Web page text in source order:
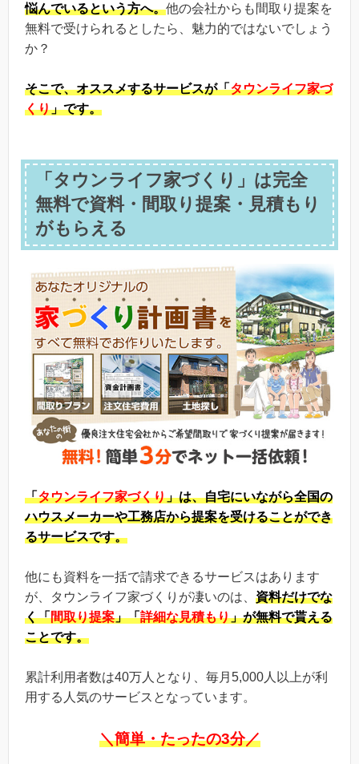
悩んでいるという方へ。他の会社からも間取り提案を
無料で受けられるとしたら、魅力的ではないでしょう
か？
そこで、オススメするサービスが「タウンライフ家づ
くり」です。
「タウンライフ家づくり」は完全
無料で資料・間取り提案・見積もり
がもらえる
「タウンライフ家づくり」は、自宅にいながら全国の
ハウスメーカーや工務店から提案を受けることができ
るサービスです。
他にも資料を一括で請求できるサービスはあります
が、タウンライフ家づくりが凄いのは、 資料だけでな
く「間取り提案」「詳細な見積もり」が無料で貰える
ことです。
累計利用者数は40万人となり、毎月5,000人以上が利
用する人気のサービスとなっています。
＼簡単・たったの3分／